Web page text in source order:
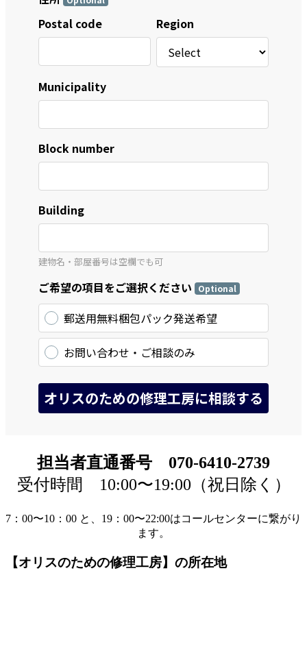
担当者直通番号 070-6410-2739
受付時間 10:00〜19:00（祝日除く）
7：00〜10：00 と、19：00〜22:00はコールセンターに繋がり
ます。
【オリスのための修理工房】の所在地